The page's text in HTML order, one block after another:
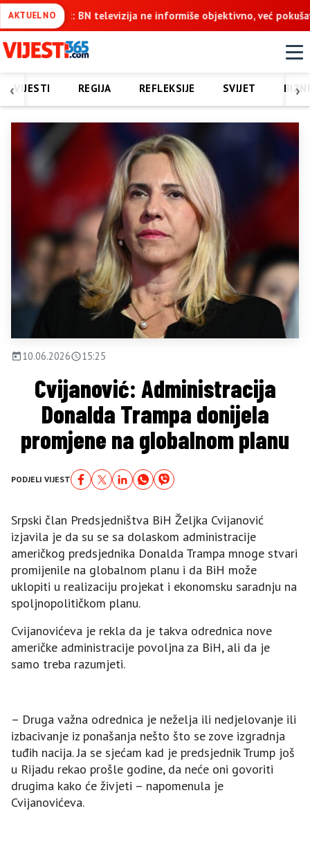
AKTUELNO
informiše objektivno, već pokušava da ospori vodovod na
‹ ›
VIJESTI REGIJA REFLEKSIJE SVIJET
10.06.2026 15:25
Cvijanović: Administracija
Donalda Trampa donijela
promjene na globalnom planu
PODJELI VIJEST
Srpski član Predsjedništva BiH Željka Cvijanović
izjavila je da su se sa dolaskom administracije
američkog predsjednika Donalda Trampa mnoge stvari
promijenile na globalnom planu i da BiH može
uklopiti u realizaciju projekat i ekonomsku saradnju na
spoljnopolitičkom planu.
Cvijanovićeva je rekla da je takva odrednica nove
američke administracije povoljna za BiH, ali da je
samo treba razumjeti.
– Druga važna odrednica je neželja ili nedjelovanje ili
izbacivanje iz ponašanja nešto što se zove izgradnja
tuđih nacija. Јa se sjećam kad je predsjednik Trump još
u Rijadu rekao prošle godine, da neće oni govoriti
drugima kako će živjeti – napomenula je
Cvijanovićeva.